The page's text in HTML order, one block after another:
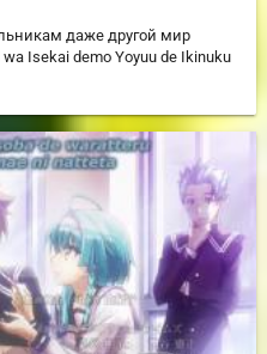
даже другой мир
Isekai demo Yoyuu de Ikinuku